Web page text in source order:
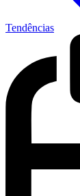
Tendências